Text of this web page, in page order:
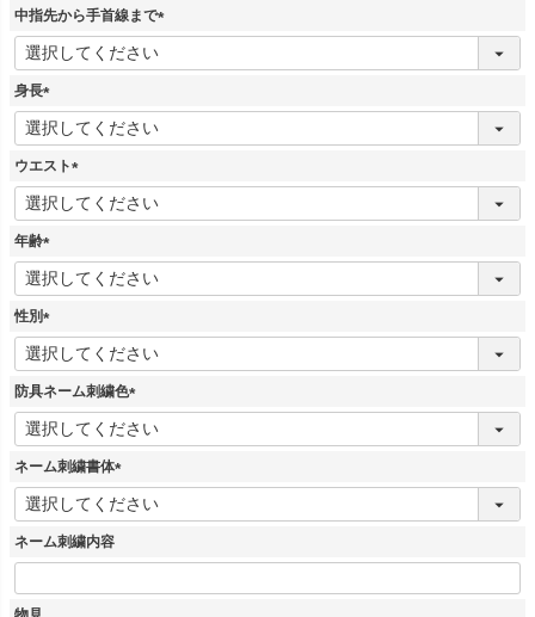
須
中指先から手首線まで
(
身長
(
必
須
ウエスト
(
必
年齢
(
必
須
性別
(
必
須
防具ネーム刺繍色
(
必
ネーム刺繍書体
(
必
ネーム刺繍内容